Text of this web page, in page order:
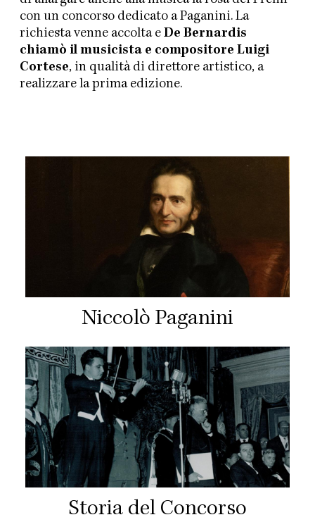
con un concorso dedicato a Paganini. La
richiesta venne accolta e De Bernardis
chiamò il musicista e compositore Luigi
Cortese, in qualità di direttore artistico, a
realizzare la prima edizione.
Niccolò Paganini
Storia del Concorso